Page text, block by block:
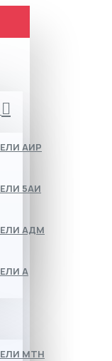
АИР
5АИ
АДМ
А
МТН